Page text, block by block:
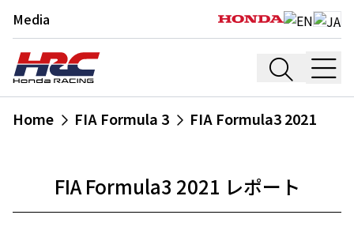
Media
Home FIA Formula 3 FIA Formula3 2021
FIA Formula3 2021 レポート